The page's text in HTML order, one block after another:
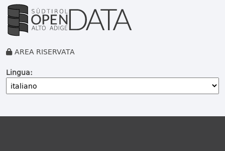
AREA RISERVATA
Lingua